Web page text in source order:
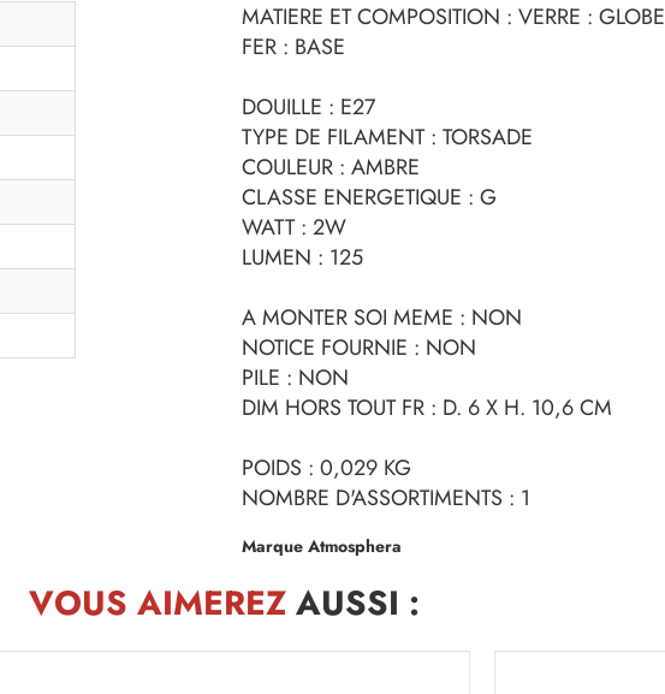
MATIERE ET COMPOSITION : VERRE : GLOBE
FER : BASE
DOUILLE : E27
TYPE DE FILAMENT : TORSADE
COULEUR : AMBRE
CLASSE ENERGETIQUE : G
WATT : 2W
LUMEN : 125
A MONTER SOI MEME : NON
NOTICE FOURNIE : NON
PILE : NON
DIM HORS TOUT FR : D. 6 X H. 10,6 CM
POIDS : 0,029 KG
NOMBRE D'ASSORTIMENTS : 1
Marque Atmosphera
VOUS AIMEREZAUSSI :